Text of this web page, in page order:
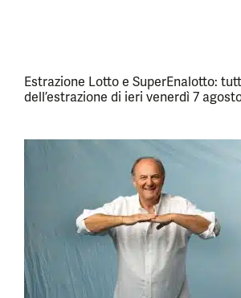
Estrazione Lotto e SuperEnalotto:
dell’estrazione di ieri venerdì 7